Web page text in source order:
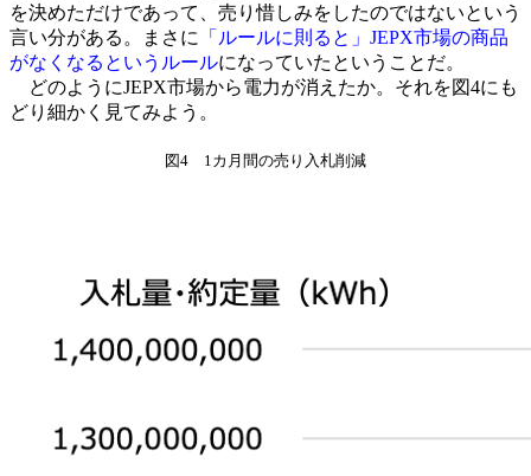
を決めただけであって、売り惜しみをしたのではないという
言い分がある。まさに
「ルールに則ると」JEPX市場の商品
がなくなるというルールになっていたということだ。
どのようにJEPX市場から電力が消えたか。それを図4にも
どり細かく見てみよう。
図4 1カ月間の売り入札削減